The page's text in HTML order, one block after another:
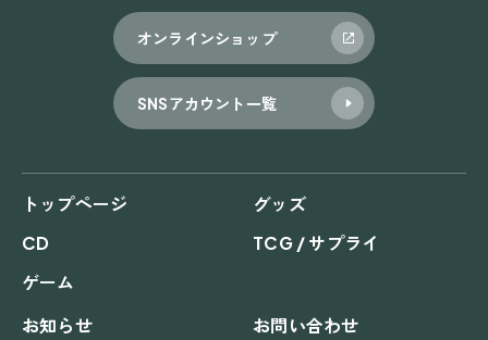
オンラインショップ
SNSアカウント一覧
トップページ
グッズ
CD
TCG / サプライ
ゲーム
お知らせ
お問い合わせ